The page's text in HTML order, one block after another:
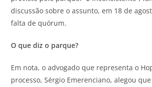
discussão sobre o assunto, em 18 de
falta de quórum.
O que diz o parque?
Em nota, o advogado que representa o
processo, Sérgio Emerenciano, alegou que